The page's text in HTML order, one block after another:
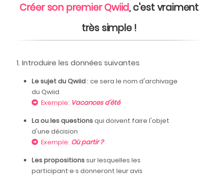
Créer son premier Qwiid, c'est vraiment
très simple !
Introduire les données suivantes
Le sujet du Qwiid: ce sera le nom d'archivage
du Qwiid
Exemple: Vacances d'été
La ou les questionsqui doivent faire l'objet
d'une décision
Exemple: Où partir ?
Les propositions sur lesquelles les
participant·e·s donneront leur avis